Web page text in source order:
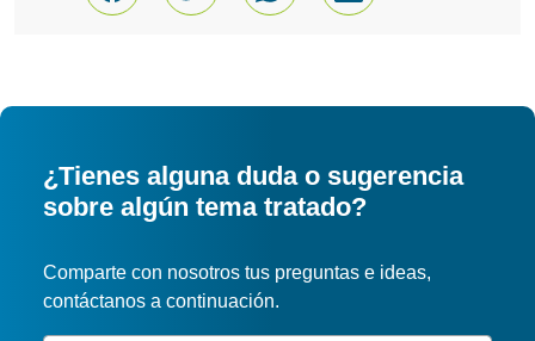
¿Tienes alguna duda o sugerencia
sobre algún tema tratado?
Comparte con nosotros tus preguntas e ideas,
contáctanos a continuación.